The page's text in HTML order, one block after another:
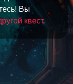
Вы
квест.